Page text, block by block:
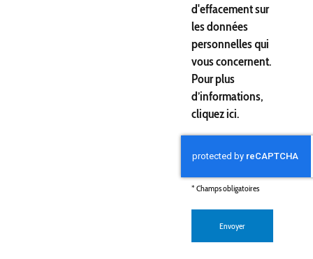
d'effacement sur
les données
personnelles qui
vous concernent.
Pour plus
d’informations,
cliquezici.
* Champs obligatoires